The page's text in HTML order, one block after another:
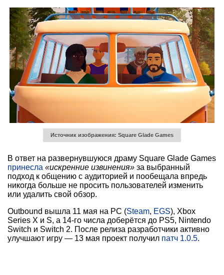
Источник изображения: Square Glade Games
В ответ на развернувшуюся драму Square Glade Games
принесла «искренние извинения» за выбранный
подход к общению с аудиторией и пообещала впредь
никогда больше не просить пользователей изменить
или удалить свой обзор.
Outbound вышла 11 мая на PC (Steam, EGS), Xbox
Series X и S, а 14-го числа доберётся до PS5, Nintendo
Switch и Switch 2. После релиза разработчики активно
улучшают игру — 13 мая проект получил патч 1.0.5.